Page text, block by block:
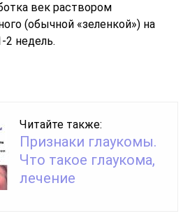
век раствором
(обычной «зеленкой») на
2 недель.
Читайте также:
Признаки глаукомы.
Что такое глаукома,
лечение